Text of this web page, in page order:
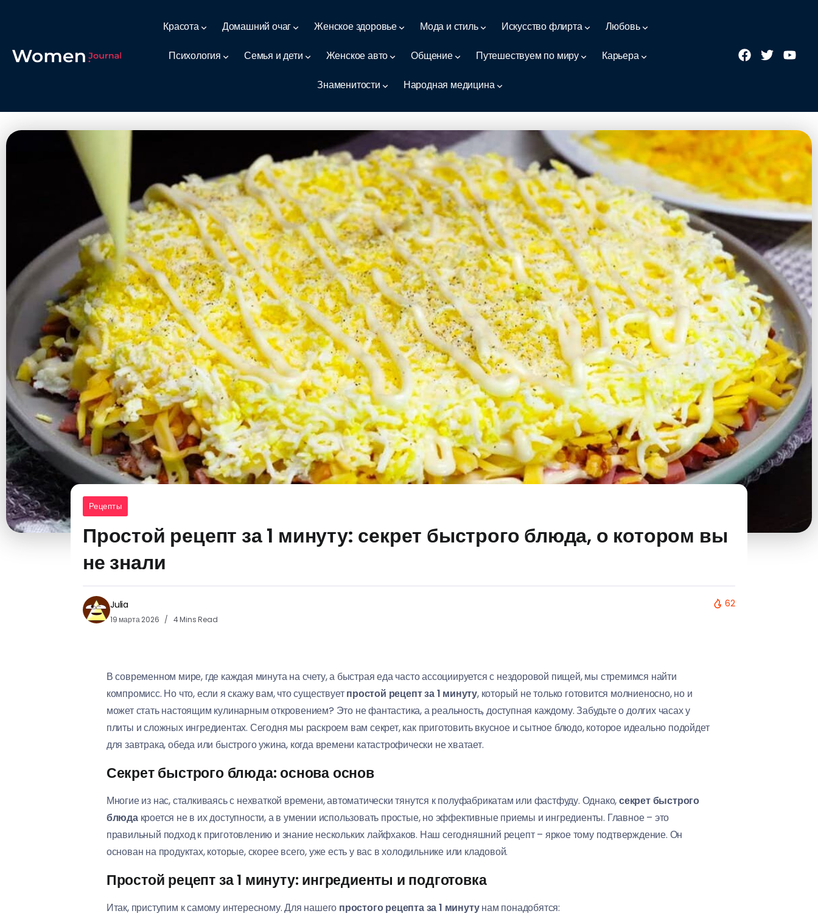
Красота Домашний очаг Женское здоровье Мода и стиль Искусство флирта Любовь
Психология Семья и дети Женское авто Общение Путешествуем по миру Карьера
Знаменитости Народная медицина
Рецепты
Простой рецепт за 1 минуту: секрет быстрого блюда, о котором вы
не знали
Julia
19 марта 2026 4 Mins Read
62
В современном мире, где каждая минута на счету, а быстрая еда часто ассоциируется с нездоровой пищей, мы стремимся найти
компромисс. Но что, если я скажу вам, что существуетпростой рецепт за 1 минуту, который не только готовится молниеносно, но и
может стать настоящим кулинарным откровением? Это не фантастика, а реальность, доступная каждому. Забудьте о долгих часах у
плиты и сложных ингредиентах. Сегодня мы раскроем вам секрет, как приготовить вкусное и сытное блюдо, которое идеально подойдет
для завтрака, обеда или быстрого ужина, когда времени катастрофически не хватает.
Секрет быстрого блюда: основа основ
Многие из нас, сталкиваясь с нехваткой времени, автоматически тянутся к полуфабрикатам или фастфуду. Однако,секрет быстрого
блюдакроется не в их доступности, а в умении использовать простые, но эффективные приемы и ингредиенты. Главное – это
правильный подход к приготовлению и знание нескольких лайфхаков. Наш сегодняшний рецепт – яркое тому подтверждение. Он
основан на продуктах, которые, скорее всего, уже есть у вас в холодильнике или кладовой.
Простой рецепт за 1 минуту: ингредиенты и подготовка
Итак, приступим к самому интересному. Для нашего простого рецепта за 1 минутунам понадобятся: